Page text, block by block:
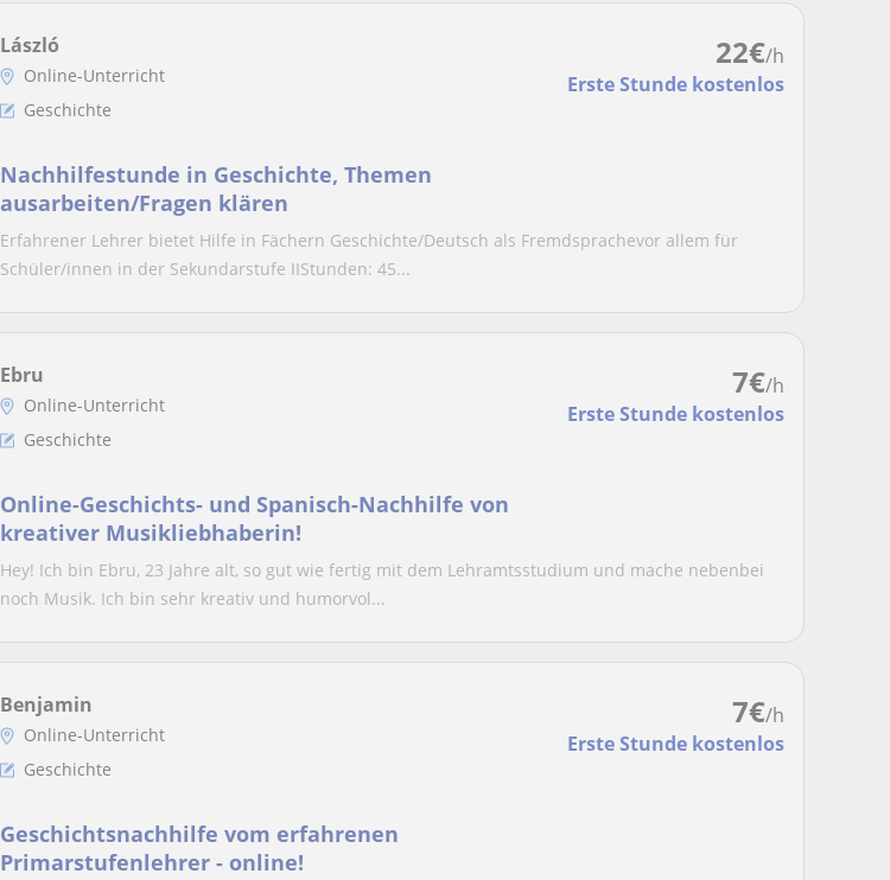
22€/h
Erste Stunde kostenlos
László
Online-Unterricht
Geschichte
Nachhilfestunde in Geschichte, Themen
ausarbeiten/Fragen klären
Erfahrener Lehrer bietet Hilfe in Fächern Geschichte/Deutsch als Fremdsprachevor allem für
Schüler/innen in der Sekundarstufe IIStunden: 45...
7€/h
Erste Stunde kostenlos
Ebru
Online-Unterricht
Geschichte
Online-Geschichts- und Spanisch-Nachhilfe von
kreativer Musikliebhaberin!
Hey! Ich bin Ebru, 23 Jahre alt, so gut wie fertig mit dem Lehramtsstudium und mache nebenbei
noch Musik. Ich bin sehr kreativ und humorvol...
7€/h
Erste Stunde kostenlos
Benjamin
Online-Unterricht
Geschichte
Geschichtsnachhilfe vom erfahrenen
Primarstufenlehrer - online!